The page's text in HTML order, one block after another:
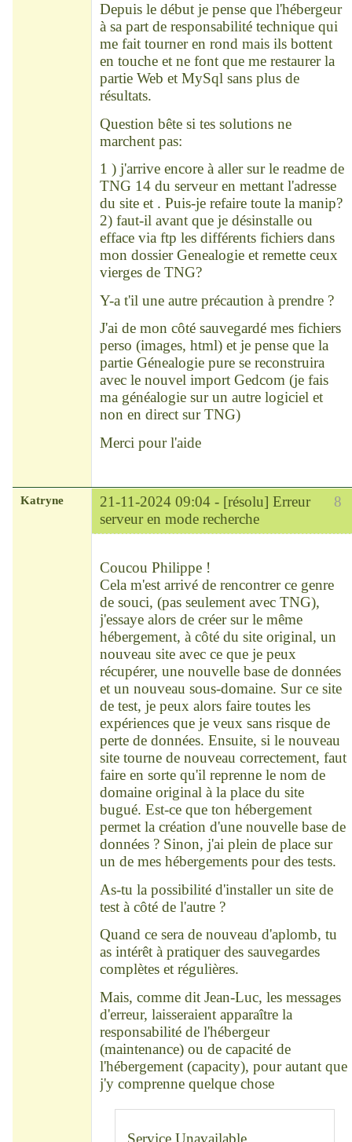
Depuis le début je pense que l'hébergeur
à sa part de responsabilité technique qui
me fait tourner en rond mais ils bottent
en touche et ne font que me restaurer la
partie Web et MySql sans plus de
résultats.
Question bête si tes solutions ne
marchent pas:
1 ) j'arrive encore à aller sur le readme de
TNG 14 du serveur en mettant l'adresse
du site et . Puis-je refaire toute la manip?
2) faut-il avant que je désinstalle ou
efface via ftp les différents fichiers dans
mon dossier Genealogie et remette ceux
vierges de TNG?
Y-a t'il une autre précaution à prendre ?
J'ai de mon côté sauvegardé mes fichiers
perso (images, html) et je pense que la
partie Génealogie pure se reconstruira
avec le nouvel import Gedcom (je fais
ma généalogie sur un autre logiciel et
non en direct sur TNG)
Merci pour l'aide
8
Katryne 21-11-2024 09:04 - [résolu] Erreur
serveur en mode recherche
Coucou Philippe !
Cela m'est arrivé de rencontrer ce genre
de souci, (pas seulement avec TNG),
j'essaye alors de créer sur le même
hébergement, à côté du site original, un
nouveau site avec ce que je peux
récupérer, une nouvelle base de données
et un nouveau sous-domaine. Sur ce site
de test, je peux alors faire toutes les
expériences que je veux sans risque de
perte de données. Ensuite, si le nouveau
site tourne de nouveau correctement, faut
faire en sorte qu'il reprenne le nom de
domaine original à la place du site
bugué. Est-ce que ton hébergement
permet la création d'une nouvelle base de
données ? Sinon, j'ai plein de place sur
un de mes hébergements pour des tests.
As-tu la possibilité d'installer un site de
test à côté de l'autre ?
Quand ce sera de nouveau d'aplomb, tu
as intérêt à pratiquer des sauvegardes
complètes et régulières.
Mais, comme dit Jean-Luc, les messages
d'erreur, laisseraient apparaître la
responsabilité de l'hébergeur
(maintenance) ou de capacité de
l'hébergement (capacity), pour autant que
j'y comprenne quelque chose
Service Unavailable